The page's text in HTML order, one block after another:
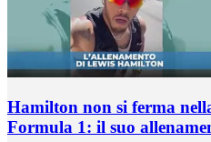
Hamilton non si ferma
Formula 1: il suo